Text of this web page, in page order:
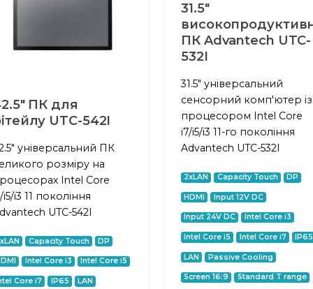
31.5"
ПК Advantech UTC-
532I
31.5" універсальний
сенсорний комп'ютер із
процесором Intel Core
i7/i5/i3 11-го покоління
Advantech UTC-532I
2xLAN Capacity Touch DP
HDMI Input 12V DC
Input 24V DC Intel Core i3
Intel Core i5 Intel Core i7 IP65
LAN Passive Cooling
Screen 16:9 Standard T range
ПК для
UTC-542I
універсальний ПК
розміру на
Intel Core
i5/i3 11 покоління
UTC-542I
Capacity Touch DP
Intel Core i3 Intel Core i5
Core i7 IP65 LAN